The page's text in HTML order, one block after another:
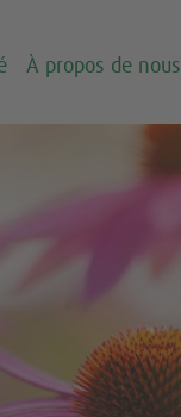
À propos de nous